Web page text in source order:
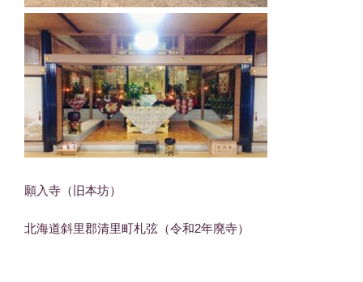
願入寺（旧本坊）
北海道斜里郡清里町札弦（令和2年廃寺）